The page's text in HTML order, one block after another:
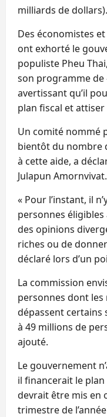
milliards de dollars).
Des économistes
ont exhorté le
populiste Pheu
son programme de
avertissant qu’il
plan fiscal et attiser
Un comité nommé
bientôt du nombre
à cette aide, a
Julapun Amornvivat.
« Pour l’instant, il
personnes
des opinions
riches ou de
déclaré lors d’un
La commission
personnes dont les
dépassent certains
à 49 millions de
ajouté.
Le gouvernement
il financerait le
devrait être mis en
trimestre de